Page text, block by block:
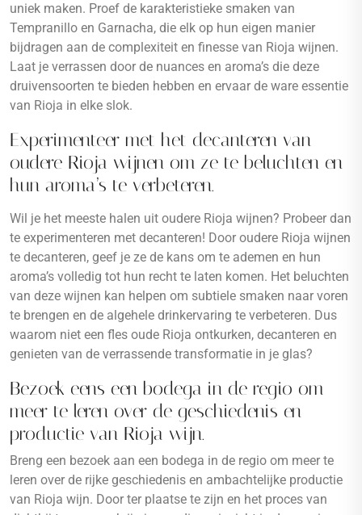
uniek maken. Proef de karakteristieke smaken van
Tempranillo en Garnacha, die elk op hun eigen manier
bijdragen aan de complexiteit en finesse van Rioja wijnen.
Laat je verrassen door de nuances en aroma’s die deze
druivensoorten te bieden hebben en ervaar de ware essentie
van Rioja in elke slok.
Experimenteer met het decanteren van
oudere Rioja wijnen om ze te beluchten en
hun aroma’s te verbeteren.
Wil je het meeste halen uit oudere Rioja wijnen? Probeer dan
te experimenteren met decanteren! Door oudere Rioja wijnen
te decanteren, geef je ze de kans om te ademen en hun
aroma’s volledig tot hun recht te laten komen. Het beluchten
van deze wijnen kan helpen om subtiele smaken naar voren
te brengen en de algehele drinkervaring te verbeteren. Dus
waarom niet een fles oude Rioja ontkurken, decanteren en
genieten van de verrassende transformatie in je glas?
Bezoek eens een bodega in de regio om
meer te leren over de geschiedenis en
productie van Rioja wijn.
Breng een bezoek aan een bodega in de regio om meer te
leren over de rijke geschiedenis en ambachtelijke productie
van Rioja wijn. Door ter plaatse te zijn en het proces van